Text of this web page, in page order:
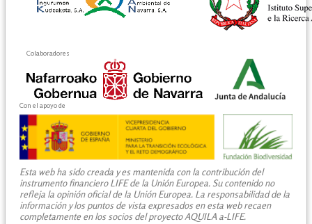
Colaboradores
Con el apoyo de
Esta web ha sido creada y es mantenida con la contribución del
instrumento financiero LIFE de la Unión Europea. Su contenido no
refleja la opinión oficial de la Unión Europea. La responsabilidad de la
información y los puntos de vista expresados en esta web recaen
completamente en los socios del proyecto AQUILA a-LIFE.